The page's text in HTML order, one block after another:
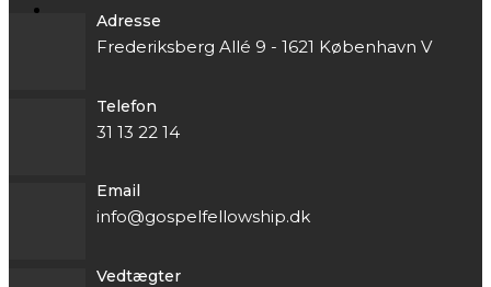
Adresse
Frederiksberg Allé 9 - 1621 København V
Telefon
31 13 22 14
Email
info@gospelfellowship.dk
Vedtægter